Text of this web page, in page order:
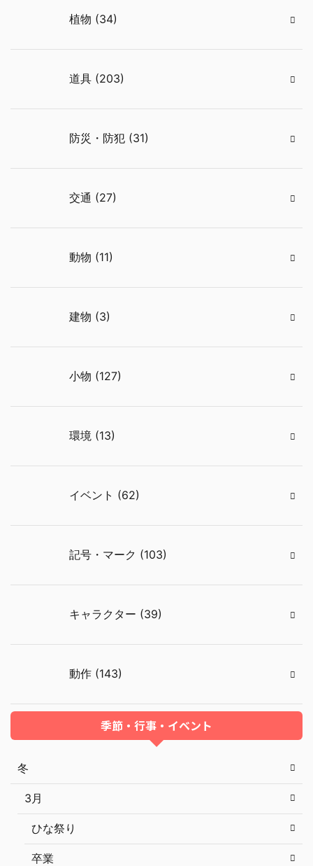
植物 (34)
道具 (203)
防災・防犯 (31)
交通 (27)
動物 (11)
建物 (3)
小物 (127)
環境 (13)
イベント (62)
記号・マーク (103)
キャラクター (39)
動作 (143)
季節・行事・イベント
冬
3月
ひな祭り
卒業